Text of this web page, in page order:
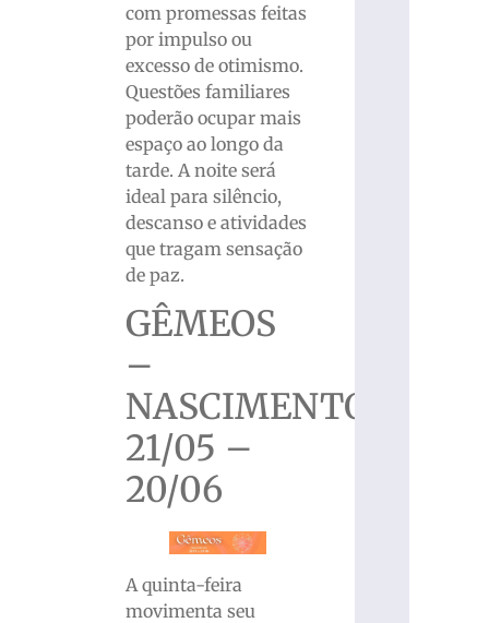
com promessas feitas
por impulso ou
excesso de otimismo.
Questões familiares
poderão ocupar mais
espaço ao longo da
tarde. A noite será
ideal para silêncio,
descanso e atividades
que tragam sensação
de paz.
GÊMEOS
–
NASCIMENTO
21/05 –
20/06
A quinta-feira
movimenta seu